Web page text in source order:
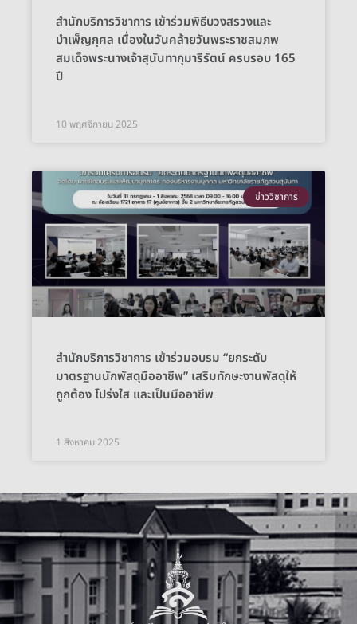
สำนักบริการวิชาการ เข้าร่วมพิธีบวงสรวงและ
บำเพ็ญกุศล เนื่องในวันคล้ายวันพระราชสมภพ
สมเด็จพระนางเจ้าสุนันทากุมารีรัตน์ ครบรอบ 165
ปี
10 พฤศจิกายน 2025
ข่าววิชาการ
สำนักบริการวิชาการ เข้าร่วมอบรม “ยกระดับ
มาตรฐานนักพัสดุมืออาชีพ” เสริมทักษะงานพัสดุให้
ถูกต้อง โปร่งใส และเป็นมืออาชีพ
1 สิงหาคม 2025